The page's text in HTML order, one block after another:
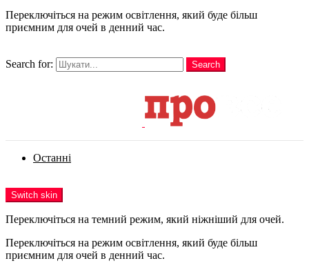
Переключіться на режим освітлення, який буде більш
приємним для очей в денний час.
Search for:
Search
Останні
Switch skin
Переключіться на темний режим, який ніжніший для очей.
Переключіться на режим освітлення, який буде більш
приємним для очей в денний час.